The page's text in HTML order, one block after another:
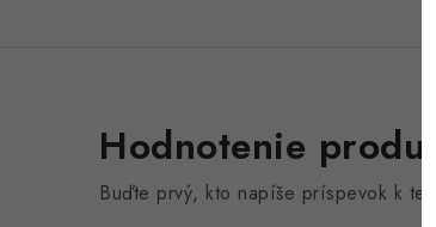
Hodnotenie
Buďte prvý, kto napíše príspevok k